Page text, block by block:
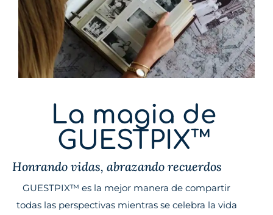
La magia de
GUESTPIX™
Honrando vidas, abrazando recuerdos
GUESTPIX™ es la mejor manera de compartir
todas las perspectivas mientras se celebra la vida